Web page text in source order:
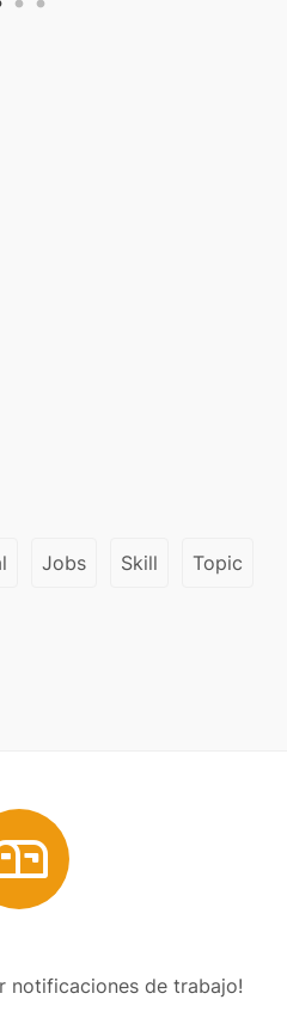
Jobs Skill Topic
notificaciones de trabajo!